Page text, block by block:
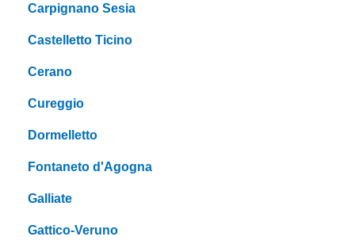
Carpignano Sesia
Castelletto Ticino
Cerano
Cureggio
Dormelletto
Fontaneto d'Agogna
Galliate
Gattico-Veruno